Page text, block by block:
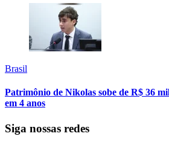
Brasil
Patrimônio de Nikolas sobe de R$ 36
em 4 anos
Siga nossas redes